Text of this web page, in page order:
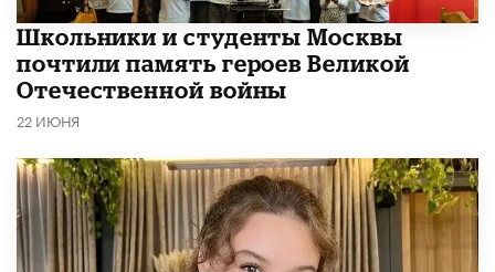
Школьники и студенты Москвы
почтили память героев Великой
Отечественной войны
22 ИЮНЯ